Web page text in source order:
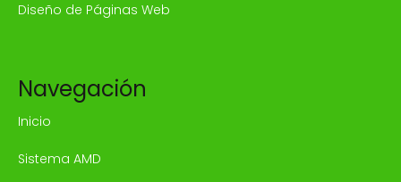
Diseño de Páginas Web
Navegación
Inicio
Sistema AMD